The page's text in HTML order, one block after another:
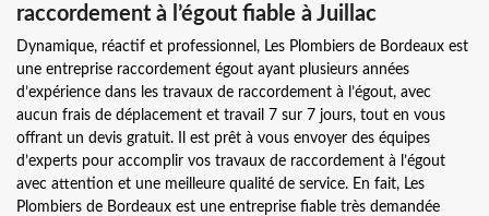
raccordement à l’égout fiable à Juillac
Dynamique, réactif et professionnel, Les Plombiers de Bordeaux est
une entreprise raccordement égout ayant plusieurs années
d’expérience dans les travaux de raccordement à l’égout, avec
aucun frais de déplacement et travail 7 sur 7 jours, tout en vous
offrant un devis gratuit. Il est prêt à vous envoyer des équipes
d’experts pour accomplir vos travaux de raccordement à l’égout
avec attention et une meilleure qualité de service. En fait, Les
Plombiers de Bordeaux est une entreprise fiable très demandée